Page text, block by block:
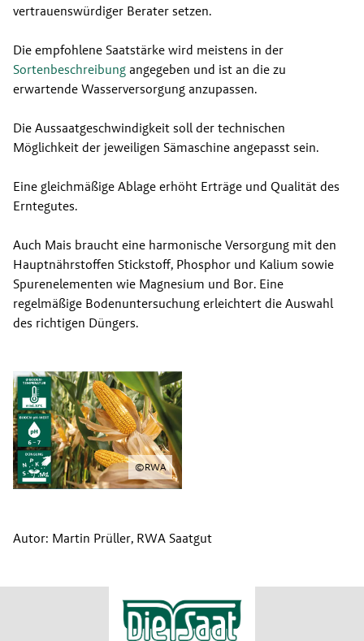
vertrauenswürdiger Berater setzen.
Sortenbeschreibung angegeben und ist an die zu
erwartende Wasserversorgung anzupassen.
Die Aussaatgeschwindigkeit soll der technischen
Möglichkeit der jeweiligen Sämaschine angepasst sein.
Eine gleichmäßige Ablage erhöht Erträge und Qualität des
Erntegutes.
Auch Mais braucht eine harmonische Versorgung mit den
Hauptnährstoffen Stickstoff, Phosphor und Kalium sowie
Spurenelementen wie Magnesium und Bor. Eine
regelmäßige Bodenuntersuchung erleichtert die Auswahl
des richtigen Düngers.
©RWA
Autor: Martin Prüller, RWA Saatgut